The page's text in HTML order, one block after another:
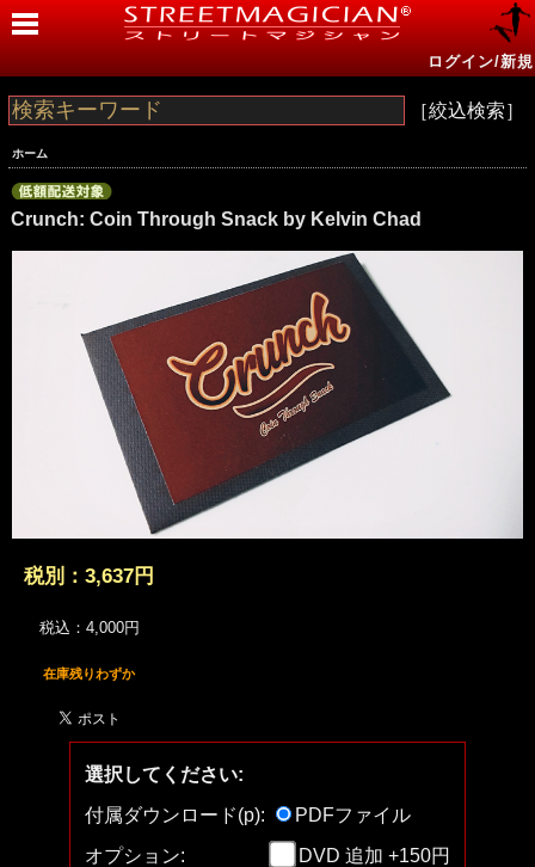
ログイン/新規
［絞込検索］
ホーム
Crunch: Coin Through Snack by Kelvin Chad
税別： 3,637円
税込：4,000円
在庫残りわずか
選択してください:
付属ダウンロード(p):
PDFファイル
オプション:
DVD 追加 +150円